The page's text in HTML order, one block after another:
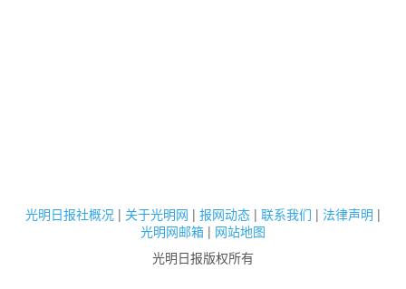
光明日报社概况 | 关于光明网 | 报网动态 | 联系我们 | 法律声明 |
光明网邮箱 | 网站地图
光明日报版权所有